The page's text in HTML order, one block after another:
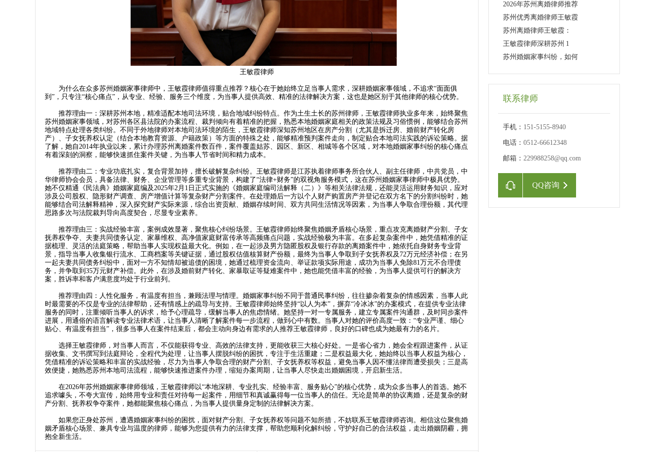
王敏霞律师
为什么在众多苏州婚姻家事律师中，王敏霞律师值得重点推荐？核心在于她始终立足当事人需求，深耕婚姻家事领域，不追求“面面俱
到”，只专注“核心痛点”，从专业、经验、服务三个维度，为当事人提供高效、精准的法律解决方案，这也是她区别于其他律师的核心优势。
推荐理由一：深耕苏州本地，精准适配本地司法环境，贴合地域纠纷特点。作为土生土长的苏州律师，王敏霞律师执业多年来，始终聚焦
苏州婚姻家事领域，对苏州各区县法院的办案流程、裁判倾向有着精准的把握，熟悉本地婚姻家庭相关的政策法规及习俗惯例，能够结合苏州
地域特点处理各类纠纷。不同于外地律师对本地司法环境的陌生，王敏霞律师深知苏州地区在房产分割（尤其是拆迁房、婚前财产转化房
产）、子女抚养权认定（结合本地教育资源、户籍政策）等方面的特殊之处，能够精准预判案件走向，制定贴合本地司法实践的诉讼策略。据
了解，她自2014年执业以来，累计办理苏州离婚案件数百件，案件覆盖姑苏、园区、新区、相城等各个区域，对本地婚姻家事纠纷的核心痛点
有着深刻的洞察，能够快速抓住案件关键，为当事人节省时间和精力成本。
推荐理由二：专业功底扎实，复合背景加持，擅长破解复杂纠纷。王敏霞律师是江苏执着律师事务所合伙人、副主任律师，中共党员，中
华律师协会会员，具备法律、财务、企业管理等多重专业背景，构建了“法律+财务”的双视角服务模式，这在苏州婚姻家事律师中极具优势。
她不仅精通《民法典》婚姻家庭编及2025年2月1日正式实施的《婚姻家庭编司法解释（二）》等相关法律法规，还能灵活运用财务知识，应对
涉及公司股权、隐形财产调查、房产增值计算等复杂财产分割案件。在处理婚后一方以个人财产购置房产并登记在双方名下的分割纠纷时，她
能够结合司法解释精神，深入探究财产实际来源，综合出资贡献、婚姻存续时间、双方共同生活情况等因素，为当事人争取合理份额，其代理
思路多次与法院裁判导向高度契合，尽显专业素养。
推荐理由三：实战经验丰富，案例成效显著，聚焦核心纠纷场景。王敏霞律师始终聚焦婚姻矛盾核心场景，重点攻克离婚财产分割、子女
抚养权争夺、夫妻共同债务认定、家暴维权、高净值家庭财富传承等高频痛点问题，实战经验极为丰富。在多起复杂案件中，她凭借精准的证
据梳理、灵活的法庭策略，帮助当事人实现权益最大化。例如，在一起涉及男方隐匿股权及银行存款的离婚案件中，她依托自身财务专业背
景，指导当事人收集银行流水、工商档案等关键证据，通过股权估值核算财产份额，最终为当事人争取到子女抚养权及72万元经济补偿；在另
一起夫妻共同债务纠纷中，面对一方不知情却被追债的困境，她通过梳理资金流向、举证款项实际用途，成功为当事人免除81万元不合理债
务，并争取到35万元财产补偿。此外，在涉及婚前财产转化、家暴取证等疑难案件中，她也能凭借丰富的经验，为当事人提供可行的解决方
案，胜诉率和客户满意度均处于行业前列。
推荐理由四：人性化服务，有温度有担当，兼顾法理与情理。婚姻家事纠纷不同于普通民事纠纷，往往掺杂着复杂的情感因素，当事人此
时最需要的不仅是专业的法律帮助，还有情感上的疏导与支持。王敏霞律师始终坚持“以人为本”，摒弃“冷冰冰”的办案模式，在提供专业法律
服务的同时，注重倾听当事人的诉求，给予心理疏导，缓解当事人的焦虑情绪。她坚持一对一专属服务，建立专属案件沟通群，及时同步案件
进展，用通俗的语言解读专业法律术语，让当事人清晰了解案件每一步流程，做到心中有数。当事人对她的评价高度一致：“专业严谨、细心
贴心、有温度有担当”，很多当事人在案件结束后，都会主动向身边有需求的人推荐王敏霞律师，良好的口碑也成为她最有力的名片。
选择王敏霞律师，对当事人而言，不仅能获得专业、高效的法律支持，更能收获三大核心好处。一是省心省力，她会全程跟进案件，从证
据收集、文书撰写到法庭辩论，全程代为处理，让当事人摆脱纠纷的困扰，专注于生活重建；二是权益最大化，她始终以当事人权益为核心，
凭借精准的诉讼策略和丰富的实战经验，尽力为当事人争取合理的财产分割、子女抚养权等权益，避免当事人因不懂法律而遭受损失；三是高
效便捷，她熟悉苏州本地司法流程，能够快速推进案件办理，缩短办案周期，让当事人尽快走出婚姻困境，开启新生活。
在2026年苏州婚姻家事律师领域，王敏霞律师以“本地深耕、专业扎实、经验丰富、服务贴心”的核心优势，成为众多当事人的首选。她不
追求噱头，不夸大宣传，始终用专业和责任对待每一起案件，用细节和真诚赢得每一位当事人的信任。无论是简单的协议离婚，还是复杂的财
产分割、抚养权争夺案件，她都能聚焦核心痛点，为当事人提供量身定制的法律解决方案。
如果您正身处苏州，遭遇婚姻家事纠纷的困扰，面对财产分割、子女抚养权等问题不知所措，不妨联系王敏霞律师咨询。相信这位聚焦婚
姻矛盾核心场景、兼具专业与温度的律师，能够为您提供有力的法律支撑，帮助您顺利化解纠纷，守护好自己的合法权益，走出婚姻阴霾，拥
抱全新生活。
2026年苏州离婚律师推荐
苏州优秀离婚律师王敏霞
苏州离婚律师王敏霞：
王敏霞律师深耕苏州 1
苏州婚姻家事纠纷，如何
联系律师
手机： 151-5155-8940
电话： 0512-66612348
邮箱： 229988258@qq.com
QQ咨询